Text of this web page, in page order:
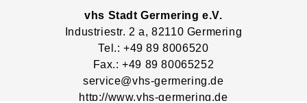
vhs Stadt Germering e.V.
Industriestr. 2 a, 82110 Germering
Tel.: +49 89 8006520
Fax.: +49 89 80065252
service@vhs-germering.de
http://www.vhs-germering.de